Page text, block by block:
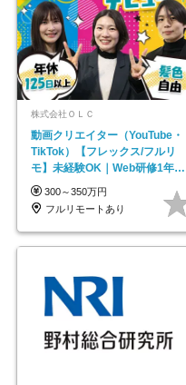
株式会社ＯＬＣ
動画クリエイター（YouTube・
TikTok）【フレックス/フルリ
モ】未経験OK｜Web研修1年間
｜副業OK
300～350万円
フルリモートあり